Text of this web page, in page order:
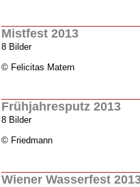
Mistfest 2013
8 Bilder
© Felicitas Matern
Frühjahresputz 2013
8 Bilder
© Friedmann
Wiener Wasserfest